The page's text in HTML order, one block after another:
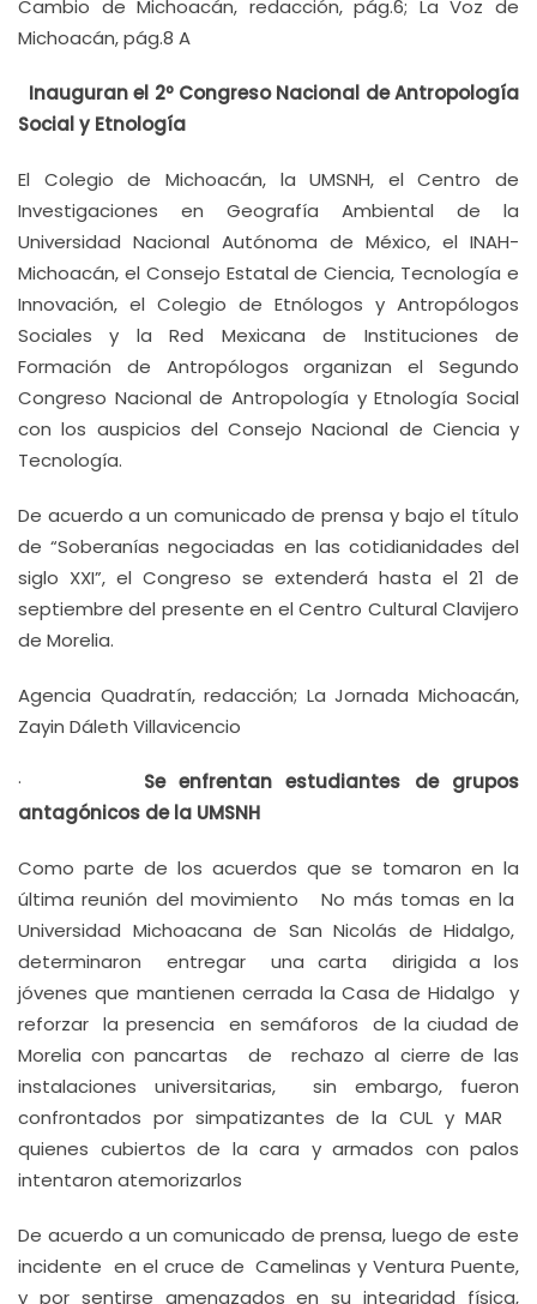
Cambio de Michoacán, redacción, pág.6; La Voz de
Michoacán, pág.8 A
Inauguran el 2º Congreso Nacional de Antropología
Social y Etnología
El Colegio de Michoacán, la UMSNH, el Centro de
Investigaciones en Geografía Ambiental de la
Universidad Nacional Autónoma de México, el INAH-
Michoacán, el Consejo Estatal de Ciencia, Tecnología e
Innovación, el Colegio de Etnólogos y Antropólogos
Sociales y la Red Mexicana de Instituciones de
Formación de Antropólogos organizan el Segundo
Congreso Nacional de Antropología y Etnología Social
con los auspicios del Consejo Nacional de Ciencia y
Tecnología.
De acuerdo a un comunicado de prensa y bajo el título
de “Soberanías negociadas en las cotidianidades del
siglo XXI”, el Congreso se extenderá hasta el 21 de
septiembre del presente en el Centro Cultural Clavijero
de Morelia.
Agencia Quadratín, redacción; La Jornada Michoacán,
Zayin Dáleth Villavicencio
· Se enfrentan estudiantes de grupos
antagónicos de la UMSNH
Como parte de los acuerdos que se tomaron en la
última reunión del movimiento No más tomas en la
Universidad Michoacana de San Nicolás de Hidalgo,
determinaron entregar una carta dirigida a los
jóvenes que mantienen cerrada la Casa de Hidalgo y
reforzar la presencia en semáforos de la ciudad de
Morelia con pancartas de rechazo al cierre de las
instalaciones universitarias, sin embargo, fueron
confrontados por simpatizantes de la CUL y MAR
quienes cubiertos de la cara y armados con palos
intentaron atemorizarlos
De acuerdo a un comunicado de prensa, luego de este
incidente en el cruce de Camelinas y Ventura Puente,
y por sentirse amenazados en su integridad física,